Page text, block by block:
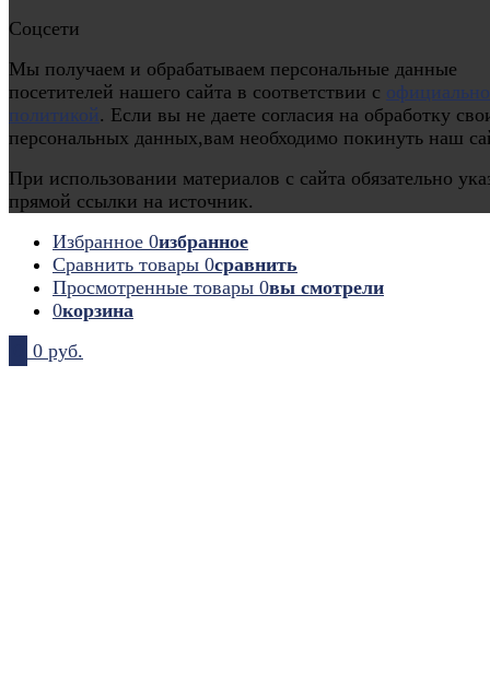
Соцсети
Мы получаем и обрабатываем персональные данные
посетителей нашего сайта в соответствии с
политикой. Если вы не даете согласия на обработку
персональных данных,вам необходимо покинуть наш
При использовании материалов с сайта обязательно
прямой ссылки на источник.
Избранное 0избранное
Сравнить товары 0сравнить
Просмотренные товары 0вы смотрели
0корзина
0 руб.